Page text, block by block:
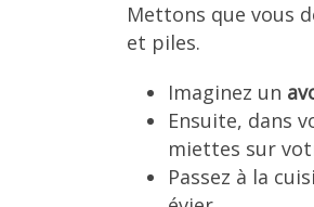
Mettons que vous
et piles.
Imaginez un
Ensuite, dans
miettes sur
Passez à la